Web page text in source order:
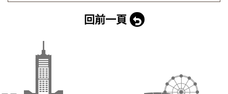
回前一頁